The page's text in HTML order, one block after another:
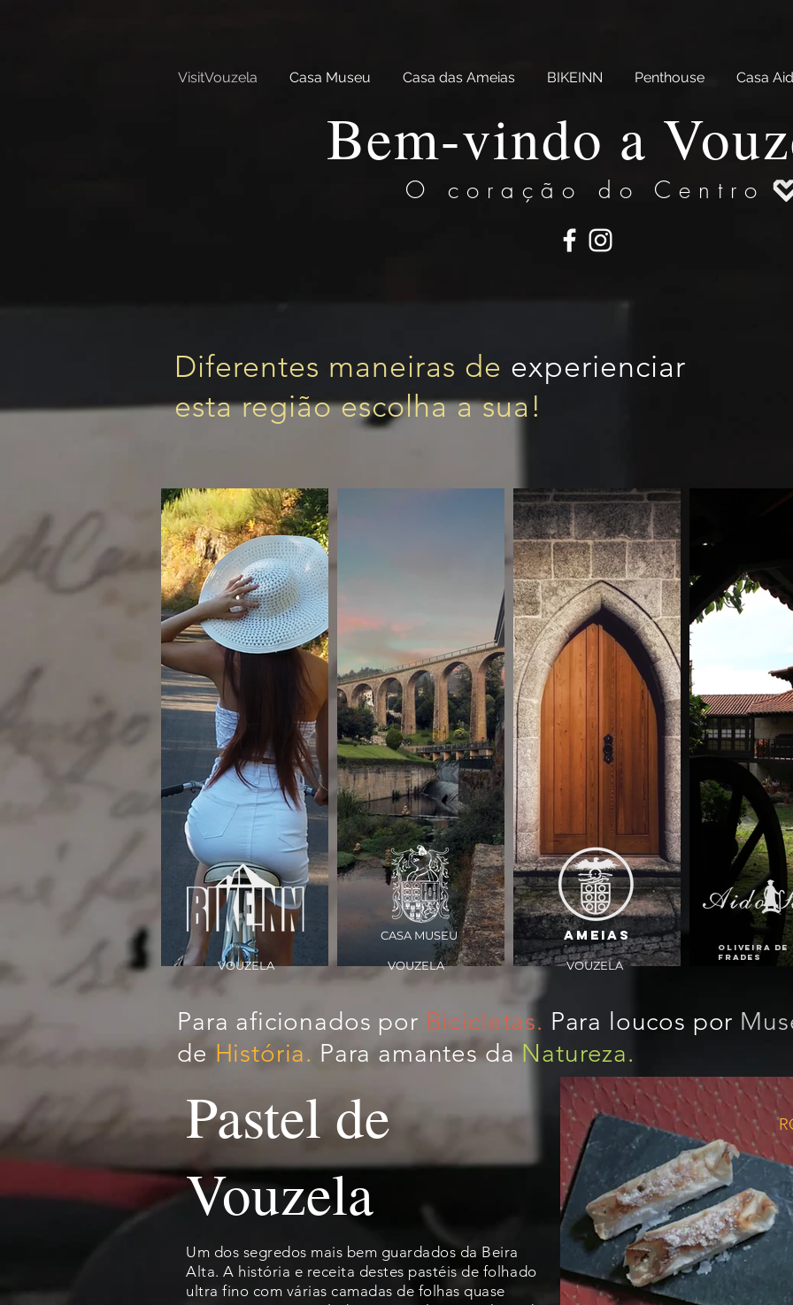
VisitVouzela Casa Museu Casa das Ameias BIKEINN Penthouse Casa
Bem-vindo a
O coração do Centro
Diferentes maneiras de experienciar
esta região escolha a sua!
AMEIAS
CASA MUSEU
VOUZELA VOUZELA VOUZELA
Oliveira de
Frades
Para aficionados por Bicicletas. Para loucos por
deHistória. Para amantes daNatureza.
Um dos segredos mais bem guardados da Beira
Alta. A história e receita destes pastéis de folhado
ultra fino com várias camadas de folhas quase
Pastel de
Vouzela